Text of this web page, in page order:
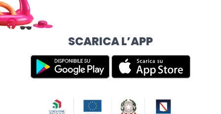
SCARICA L’APP